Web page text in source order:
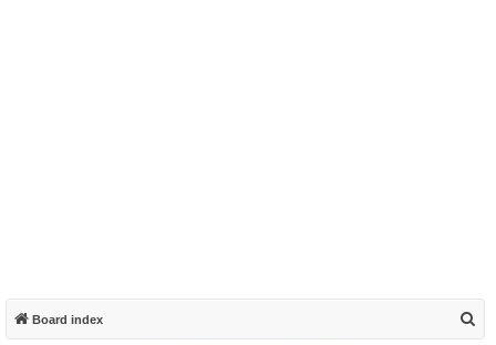
Board index